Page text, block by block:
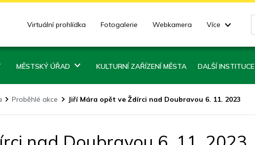
Virtuální prohlídka Fotogalerie Webkamera Více
MĚSTSKÝ ÚŘAD KULTURNÍ ZAŘÍZENÍ MĚSTA DALŠÍ INSTITUCE
Proběhlé akce Jiří Mára opět ve Ždírci nad Doubravou 6. 11. 2023